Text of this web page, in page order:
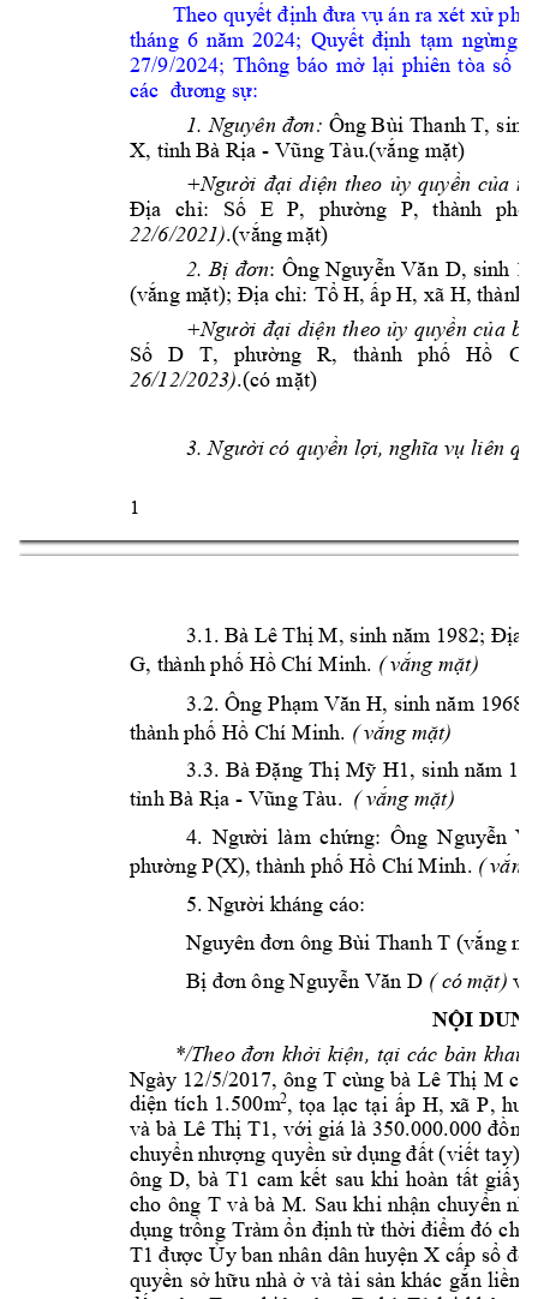
1
Theo quyết định đưa vụ án ra xét xử phú
tháng 6 năm 2024; Quyết định tạm ngừng
27/9/2024; Thông báo mở lại phiên tòa số
các đương sự:
1. Nguyên đơn: Ông Bùi Thanh T, sinh
X, tỉnh Bà Rịa - Vũng Tàu.(vắng mặt)
+Người đại diện theo ủy quyền của
Địa chỉ: Số E P, phường P, thành phố
22/6/2021).(vắng mặt)
2. Bị đơn: Ông Nguyễn Văn D, sinh
(vắng mặt); Địa chỉ: Tổ H, ấp H, xã H, thành
+Người đại diện theo ủy quyền của bị
Số
D T, phường R, thành phố Hồ
26/12/2023).(có mặt)
3. Người có quyền lợi, nghĩa vụ liên
3.1. Bà Lê Thị M, sinh năm 1982; Địa
G, thành phố Hồ Chí Minh. ( vắng mặt)
3.2. Ông Phạm Văn H, sinh năm 1968;
thành phố Hồ Chí Minh. ( vắng mặt)
3.3. Bà Đặng Thị Mỹ H1, sinh năm
tỉnh Bà Rịa - Vũng Tàu. ( vắng mặt)
4. Người làm chứng: Ông Nguyễn
phường P(X), thành phố Hồ Chí Minh. ( vắ
5. Người kháng cáo:
Nguyên đơn ông Bùi Thanh T (vắng
Bị đơn ông Nguyễn Văn D ( có mặt)
NỘI DU
*/Theo đơn khởi kiện, tại các bản khai
Ngày 12/5/2017, ông T cùng bà Lê Thị M có
diện tích 1.500m2, tọa lạc tại ấp H, xã P,
và bà Lê Thị T1, với giá là 350.000.000
chuyển nhượng quyền sử dụng đất (viết tay)
ông D, bà T1 cam kết sau khi hoàn tất giấy
cho ông T và bà M. Sau khi nhận chuyển
dụng trồng Tràm ổn định từ thời điểm đó cho
T1 được Ủy ban nhân dân huyện X cấp sổ
quyền sở hữu nhà ở và tài sản khác gắn liền